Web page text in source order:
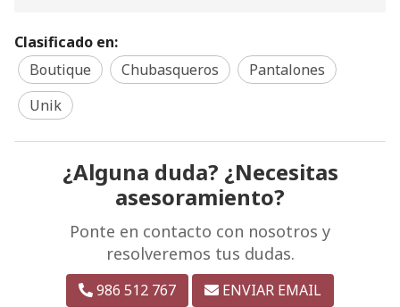
Clasificado en:
Boutique
Chubasqueros
Pantalones
Unik
¿Alguna duda? ¿Necesitas
asesoramiento?
Ponte en contacto con nosotros y
resolveremos tus dudas.
986 512 767 ENVIAR EMAIL